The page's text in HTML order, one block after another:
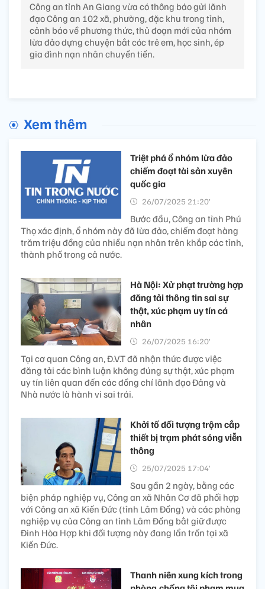
Công an tỉnh An Giang vừa có thông báo gửi lãnh
đạo Công an 102 xã, phường, đặc khu trong tỉnh,
cảnh báo về phương thức, thủ đoạn mới của nhóm
lừa đảo dựng chuyện bắt cóc trẻ em, học sinh, ép
gia đình nạn nhân chuyển tiền.
Xem thêm
Triệt phá ổ nhóm lừa đảo
chiếm đoạt tài sản xuyên
quốc gia
26/07/2025 21:20’
Bước đầu, Công an tỉnh Phú
Thọ xác định, ổ nhóm này đã lừa đảo, chiếm đoạt hàng
trăm triệu đồng của nhiều nạn nhân trên khắp các tỉnh,
thành phố trong cả nước.
Hà Nội: Xử phạt trường hợp
đăng tải thông tin sai sự
thật, xúc phạm uy tín cá
nhân
26/07/2025 16:20’
Tại cơ quan Công an, Đ.V.T đã nhận thức được việc
đăng tải các bình luận không đúng sự thật, xúc phạm
uy tín liên quan đến các đồng chí lãnh đạo Đảng và
Nhà nước là hành vi sai trái.
Khởi tố đối tượng trộm cắp
thiết bị trạm phát sóng viễn
thông
25/07/2025 17:04’
Sau gần 2 ngày, bằng các
biện pháp nghiệp vụ, Công an xã Nhân Cơ đã phối hợp
với Công an xã Kiến Đức (tỉnh Lâm Đồng) và các phòng
nghiệp vụ của Công an tỉnh Lâm Đồng bắt giữ được
Đinh Hòa Hợp khi đối tượng này đang lẩn trốn tại xã
Kiến Đức.
Thanh niên xung kích trong